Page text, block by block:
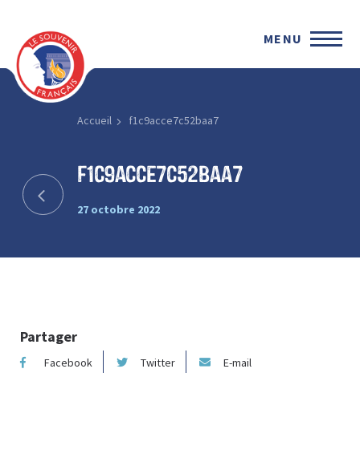
MENU
Accueil f1c9acce7c52baa7
f1c9acce7c52baa7
27 octobre 2022
Partager
Facebook Twitter E-mail